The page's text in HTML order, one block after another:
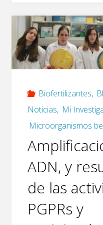
k del
con
a
Biofertilizantes,
Noticias, Mi
Microorganismos
ADN, y
de las
PGPRs y